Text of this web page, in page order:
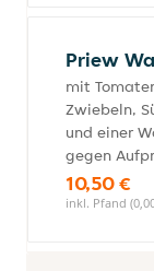
Priew
mit
Zwiebeln,
und einer
gegen
10,50 €
inkl. Pfand